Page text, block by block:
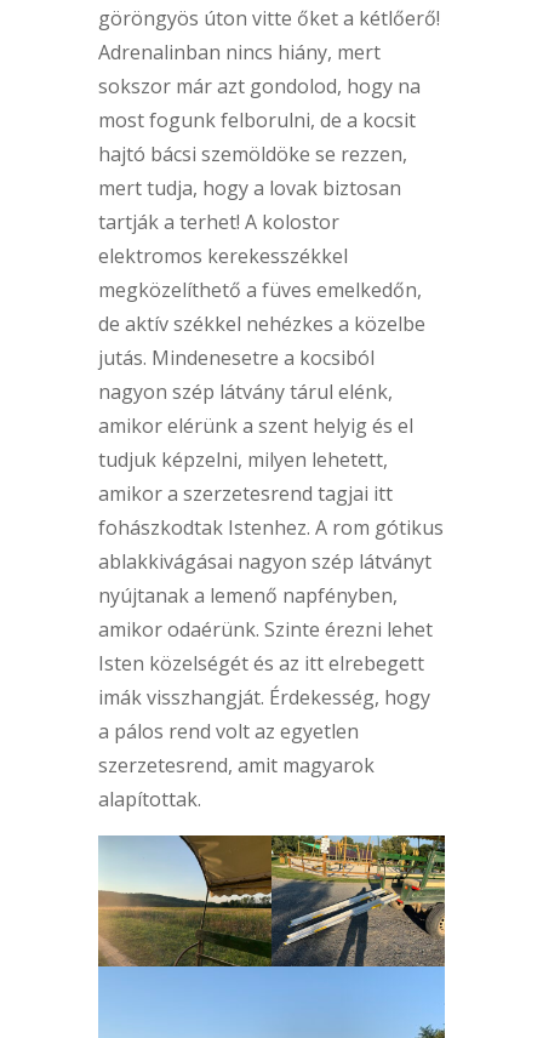
göröngyös úton vitte őket a kétlőerő!
Adrenalinban nincs hiány, mert
sokszor már azt gondolod, hogy na
most fogunk felborulni, de a kocsit
hajtó bácsi szemöldöke se rezzen,
mert tudja, hogy a lovak biztosan
tartják a terhet! A kolostor
elektromos kerekesszékkel
megközelíthető a füves emelkedőn,
de aktív székkel nehézkes a közelbe
jutás. Mindenesetre a kocsiból
nagyon szép látvány tárul elénk,
amikor elérünk a szent helyig és el
tudjuk képzelni, milyen lehetett,
amikor a szerzetesrend tagjai itt
fohászkodtak Istenhez. A rom gótikus
ablakkivágásai nagyon szép látványt
nyújtanak a lemenő napfényben,
amikor odaérünk. Szinte érezni lehet
Isten közelségét és az itt elrebegett
imák visszhangját. Érdekesség, hogy
a pálos rend volt az egyetlen
szerzetesrend, amit magyarok
alapítottak.